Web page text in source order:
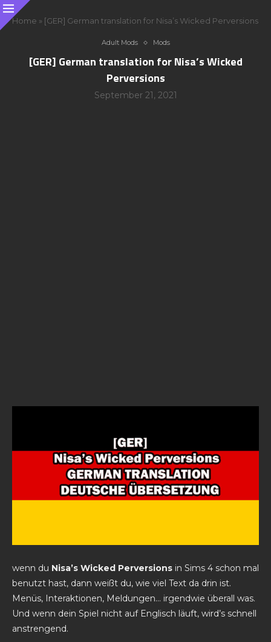
Home » [GER] German translation for Nisa’s Wicked Perversions
Adult Mods Mods
[GER] German translation for Nisa’s Wicked
Perversions
September 21, 2021
wenn du Nisa’s Wicked Perversions in Sims 4 schon mal
benutzt hast, dann weißt du, wie viel Text da drin ist.
Menüs, Interaktionen, Meldungen… irgendwie überall was.
Und wenn dein Spiel nicht auf Englisch läuft, wird’s schnell
anstrengend.